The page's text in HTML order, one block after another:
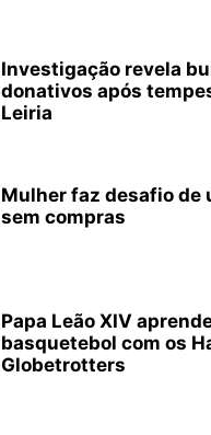
Investigação revela
donativos após
Leiria
Mulher faz desafio de
sem compras
Papa Leão XIV
basquetebol com os
Globetrotters